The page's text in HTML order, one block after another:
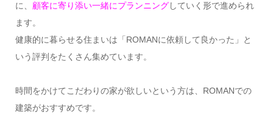
に、 顧客に寄り添い一緒にプランニングしていく形で進められ
ます。
健康的に暮らせる住まいは「ROMANに依頼して良かった」と
いう評判をたくさん集めています。
時間をかけてこだわりの家が欲しいという方は、ROMANでの
建築がおすすめです。